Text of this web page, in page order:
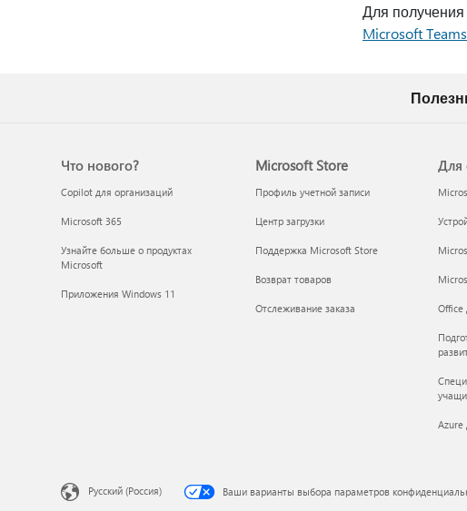
Для
Microsoft Teams
Что нового?
Copilot для организаций
Microsoft 365
Узнайте больше о продуктах
Microsoft
Приложения Windows 11
Microsoft Store
Профиль учетной записи
Центр загрузки
Поддержка Microsoft Store
Возврат товаров
Отслеживание заказа
Для
Office
Azure
Русский (Россия) Ваши варианты выбора параметров